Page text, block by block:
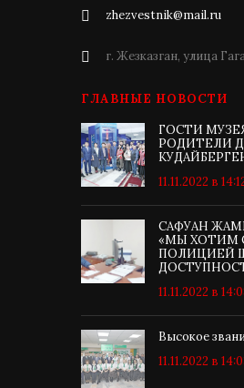
zhezvestnik@mail.ru
г. Жезказган, улица
ГЛАВНЫЕ НОВОСТИ
ГОСТИ
РОДИТЕЛИ
11.11.2022 в
САФУАН
«МЫ ХОТИМ
ПОЛИЦИЕЙ
11.11.2022 в
Высокое
11.11.2022 в